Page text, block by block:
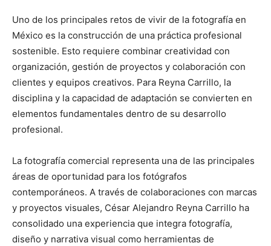
Uno de los principales retos de vivir de la fotografía en
México es la construcción de una práctica profesional
sostenible. Esto requiere combinar creatividad con
organización, gestión de proyectos y colaboración con
clientes y equipos creativos. Para Reyna Carrillo, la
disciplina y la capacidad de adaptación se convierten en
elementos fundamentales dentro de su desarrollo
profesional.
La fotografía comercial representa una de las principales
áreas de oportunidad para los fotógrafos
contemporáneos. A través de colaboraciones con marcas
y proyectos visuales, César Alejandro Reyna Carrillo ha
consolidado una experiencia que integra fotografía,
diseño y narrativa visual como herramientas de